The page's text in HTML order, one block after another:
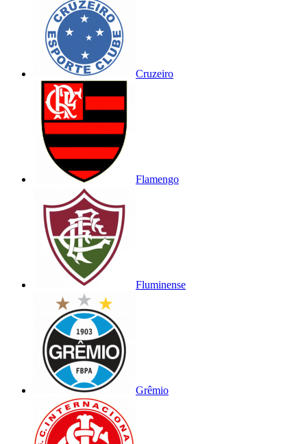
Cruzeiro
Flamengo
Fluminense
Grêmio